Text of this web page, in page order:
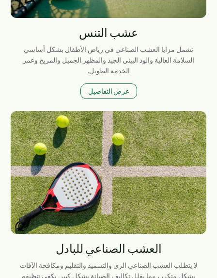
عشب التنس
تشمل مزايا العشب الصناعي في رياض الأطفال بشكل أساسي
السلامة العالية والود البيئي الجيد والمظهر الجميل والمريح وعمر
الخدمة الطويل.
عرض التفاصيل
العشب الصناعي للبادل
لا يتطلب العشب الصناعي الري والتسميد والتقليم ومكافحة الآفات
بشكل متكرر، مما يقلل تكاليف الصيانة بشكل كبير. يكفي تنظيفه